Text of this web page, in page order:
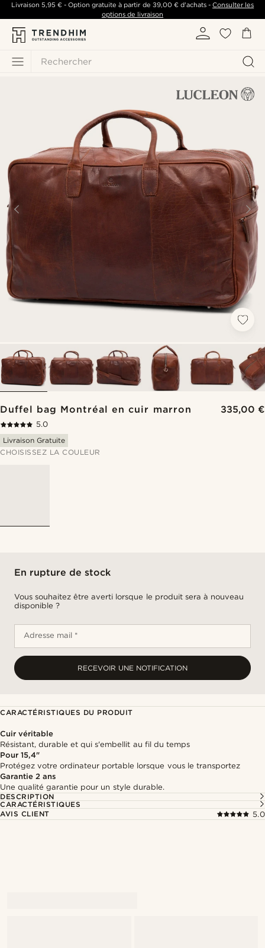
Rechercher
Livraison 5,95 €- Option gratuite à partir de 39,00 €d'achats -Consulter les
options de livraison
Duffel bag Montréal en cuir marron 335,00 €
5.0
Livraison Gratuite
CHOISISSEZ LA COULEUR
En rupture de stock
Vous souhaitez être averti lorsque le produit sera à nouveau
disponible ?
Adresse mail *
RECEVOIR UNE NOTIFICATION
CARACTÉRISTIQUES DU PRODUIT
Cuir véritable
Résistant, durable et qui s'embellit au fil du temps
Pour 15,4"
Protégez votre ordinateur portable lorsque vous le transportez
Garantie 2 ans
Une qualité garantie pour un style durable.
DESCRIPTION
CARACTÉRISTIQUES
AVIS CLIENT
5.0